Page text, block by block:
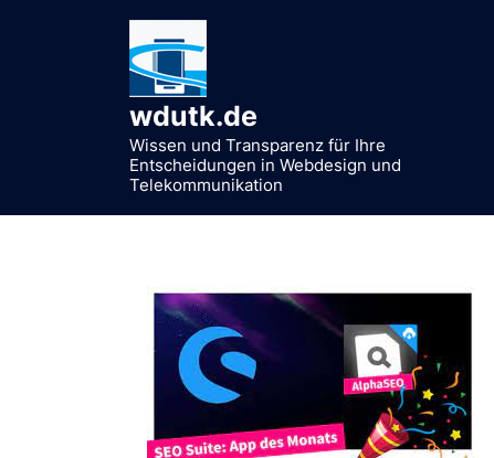
wdutk.de
Wissen und Transparenz für Ihre
Entscheidungen in Webdesign und
Telekommunikation